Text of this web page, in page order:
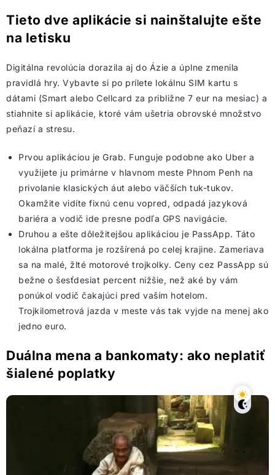
Tieto dve aplikácie si nainštalujte ešte
na letisku
Digitálna revolúcia dorazila aj do Ázie a úplne zmenila
pravidlá hry. Vybavte si po prílete lokálnu SIM kartu s
dátami (Smart alebo Cellcard za približne 7 eur na mesiac) a
stiahnite si aplikácie, ktoré vám ušetria obrovské množstvo
peňazí a stresu.
Prvou aplikáciou je Grab. Funguje podobne ako Uber a
využijete ju primárne v hlavnom meste Phnom Penh na
privolanie klasických áut alebo väčších tuk-tukov.
Okamžite vidíte fixnú cenu vopred, odpadá jazyková
bariéra a vodič ide presne podľa GPS navigácie.
Druhou a ešte dôležitejšou aplikáciou je PassApp. Táto
lokálna platforma je rozšírená po celej krajine. Zameriava
sa na malé, žlté motorové trojkolky. Ceny cez PassApp sú
bežne o šesťdesiat percent nižšie, než aké by vám
ponúkol vodič čakajúci pred vaším hotelom.
Trojkilometrová jazda v meste vás tak vyjde na menej ako
jedno euro.
Duálna mena a bankomaty: ako neplatiť
šialené poplatky